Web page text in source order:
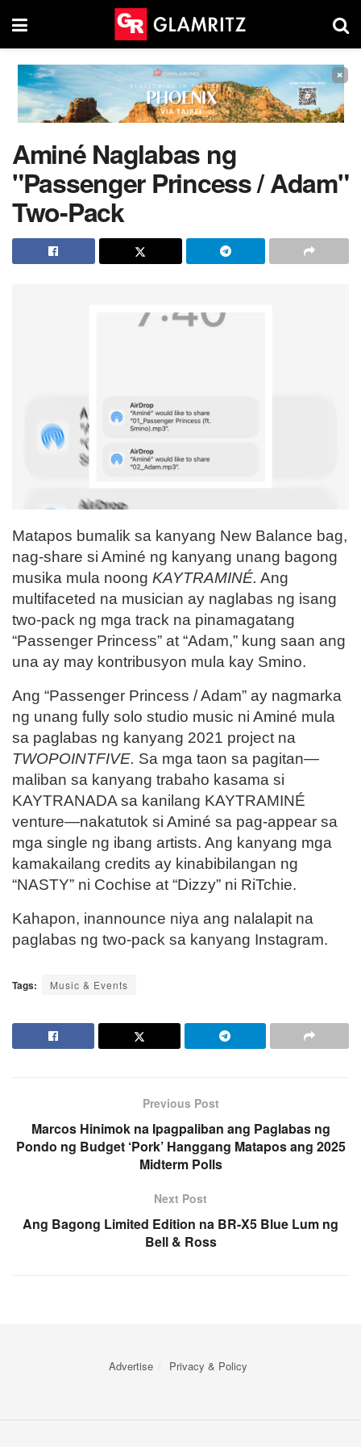
×
Aminé Naglabas ng
"Passenger Princess / Adam"
Two-Pack
Matapos bumalik sa kanyang New Balance bag,
nag-share si Aminé ng kanyang unang bagong
musika mula noong KAYTRAMINÉ. Ang
multifaceted na musician ay naglabas ng isang
two-pack ng mga track na pinamagatang
“Passenger Princess” at “Adam,” kung saan ang
una ay may kontribusyon mula kay Smino.
Ang “Passenger Princess / Adam” ay nagmarka
ng unang fully solo studio music ni Aminé mula
sa paglabas ng kanyang 2021 project na
TWOPOINTFIVE. Sa mga taon sa pagitan—
maliban sa kanyang trabaho kasama si
KAYTRANADA sa kanilang KAYTRAMINÉ
venture—nakatutok si Aminé sa pag-appear sa
mga single ng ibang artists. Ang kanyang mga
kamakailang credits ay kinabibilangan ng
“NASTY” ni Cochise at “Dizzy” ni RiTchie.
Kahapon, inannounce niya ang nalalapit na
paglabas ng two-pack sa kanyang Instagram.
Tags: Music & Events
Previous Post
Marcos Hinimok na Ipagpaliban ang Paglabas ng
Pondo ng Budget ‘Pork’ Hanggang Matapos ang 2025
Midterm Polls
Next Post
Ang Bagong Limited Edition na BR-X5 Blue Lum ng
Bell & Ross
Advertise Privacy & Policy